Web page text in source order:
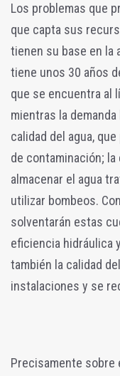
Los problemas que
que capta sus
tienen su base en la
tiene unos 30 años
que se encuentra al
mientras la
calidad del agua,
de contaminación;
almacenar el agua
utilizar bombeos.
solventarán estas
eficiencia hidráulica
también la calidad
instalaciones y se
Precisamente sobre